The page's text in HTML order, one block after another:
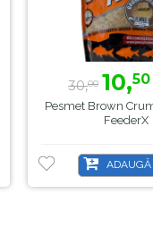
30,00 10,50
Pesmet Brown
FeederX
ADAUGĂ